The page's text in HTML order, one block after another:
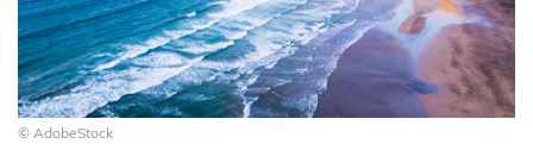
© AdobeStock